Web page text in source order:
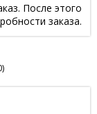
После этого
заказа.